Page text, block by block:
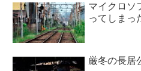
マイクロソ
ってしまっ
厳冬の長居